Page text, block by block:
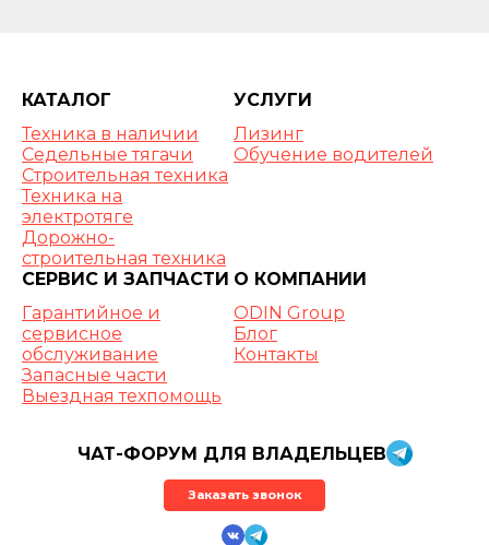
КАТАЛОГ
Техника в наличии
Седельные тягачи
Строительная техника
Техника на
электротяге
Дорожно-
строительная техника
УСЛУГИ
Лизинг
Обучение водителей
СЕРВИС И ЗАПЧАСТИ
Гарантийное и
сервисное
обслуживание
Запасные части
Выездная техпомощь
О КОМПАНИИ
ODIN Group
Блог
Контакты
ЧАТ-ФОРУМ ДЛЯ ВЛАДЕЛЬЦЕВ
Заказать звонок